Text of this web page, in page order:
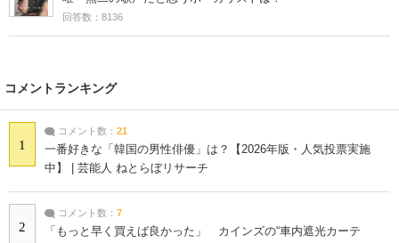
回答数：8136
コメントランキング
1
コメント数： 21
一番好きな「韓国の男性俳優」は？【2026年版・人気投票実施
中】 | 芸能人 ねとらぼリサーチ
2
コメント数： 7
「もっと早く買えば良かった」 カインズの“車内遮光カーテ